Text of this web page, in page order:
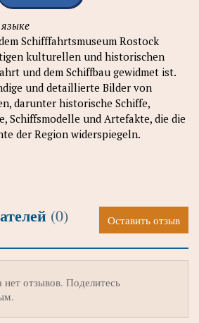
Schifffahrtsmuseum Rostock
kulturellen und historischen
und dem Schiffbau gewidmet ist.
und detaillierte Bilder von
darunter historische Schiffe,
Schiffsmodelle und Artefakte, die die
der Region widerspiegeln.
(0) Оставить отзыв
нет отзывов. Поделитесь